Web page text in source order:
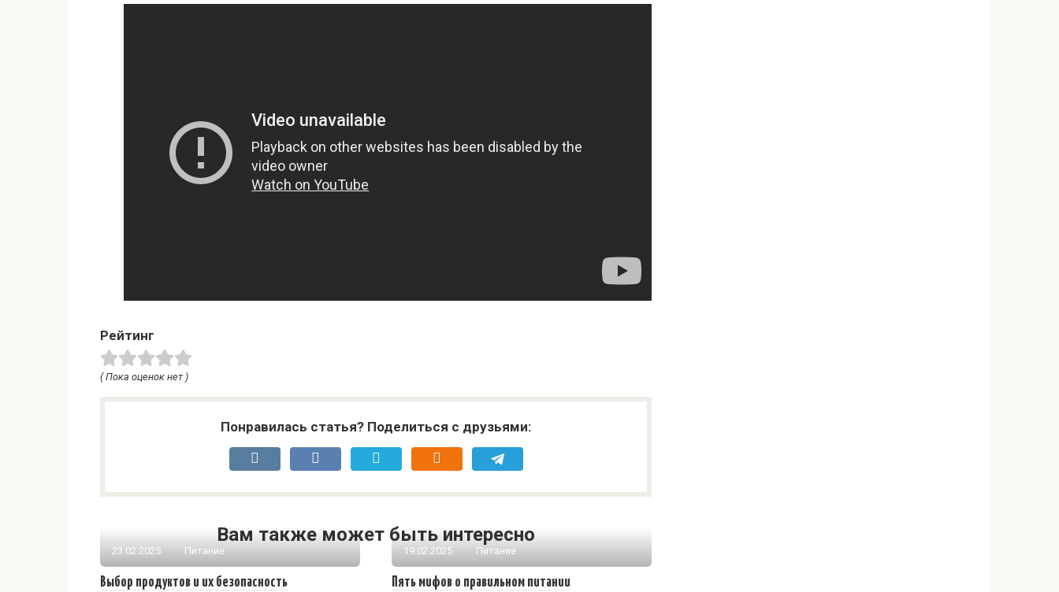
Рейтинг
( Пока оценок нет )
Понравилась статья? Поделиться с друзьями:
Вам также может быть интересно
23.02.2025 Питание
Выбор продуктов и их безопасность
19.02.2025 Питание
Пять мифов о правильном питании